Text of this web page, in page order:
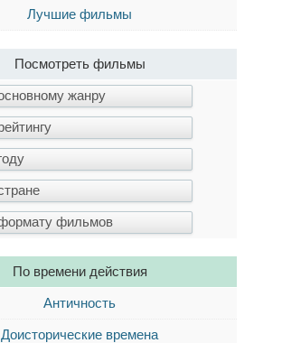
Лучшие фильмы
Посмотреть фильмы
По времени действия
Античность
Доисторические времена